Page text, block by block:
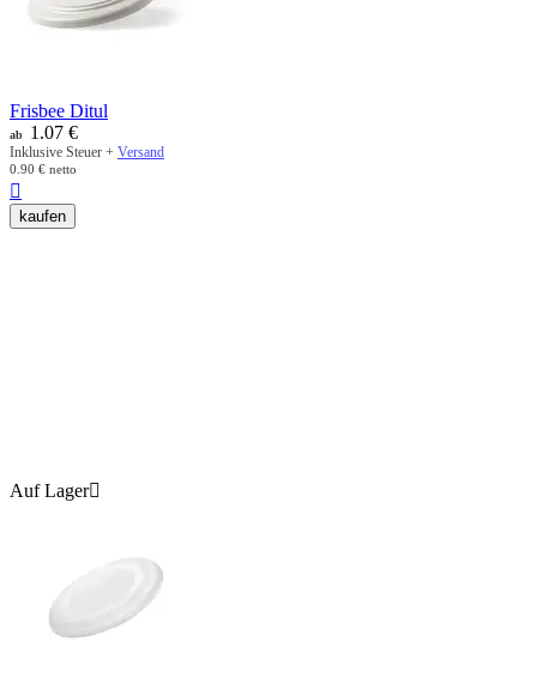
Frisbee Ditul
ab 1.07 €
Inklusive Steuer + Versand
0.90 € netto

kaufen
Auf Lager